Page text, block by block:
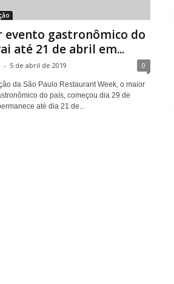
evento gastronômico do
até 21 de abril em...
- 5 de abril de 2019 0
da São Paulo Restaurant Week, o maior
do país, começou dia 29 de
até dia 21 de...